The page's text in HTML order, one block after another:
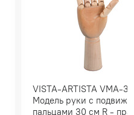
VISTA-ARTISTA VMA-30
Модель руки с
пальцами 30 см R -